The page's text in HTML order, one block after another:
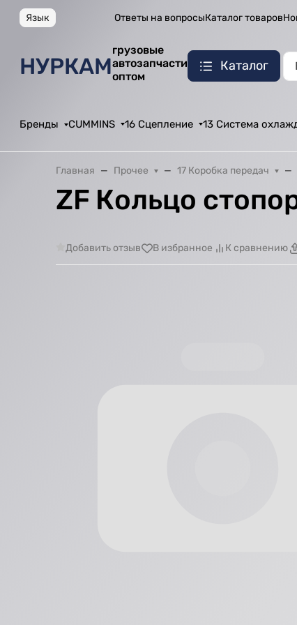
Язык Ответы на вопросыКаталог товаров
НУРКАМ
грузовые
автозапчасти
оптом
Каталог
Бренды CUMMINS 16 Сцепление 13 Система
Главная Прочее 17 Коробка передач
ZF Кольцо
Добавить отзыв В избранное К сравнению